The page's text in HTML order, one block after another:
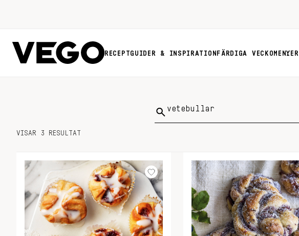
RECEPTGUIDER & INSPIRATION FÄRDIGA VECKOMENYER
Sök
VISAR 3 RESULTAT